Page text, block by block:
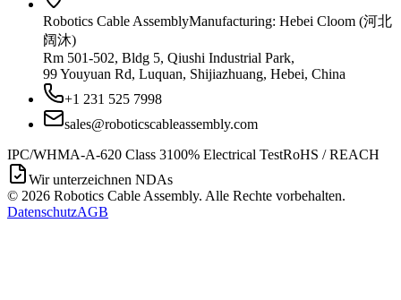
Robotics Cable AssemblyManufacturing: Hebei Cloom (河北
阔沐)
Rm 501-502, Bldg 5, Qiushi Industrial Park,
99 Youyuan Rd, Luquan, Shijiazhuang, Hebei, China
+1 231 525 7998
sales@roboticscableassembly.com
IPC/WHMA-A-620 Class 3100% Electrical TestRoHS / REACH
Wir unterzeichnen NDAs
© 2026 Robotics Cable Assembly. Alle Rechte vorbehalten.
DatenschutzAGB